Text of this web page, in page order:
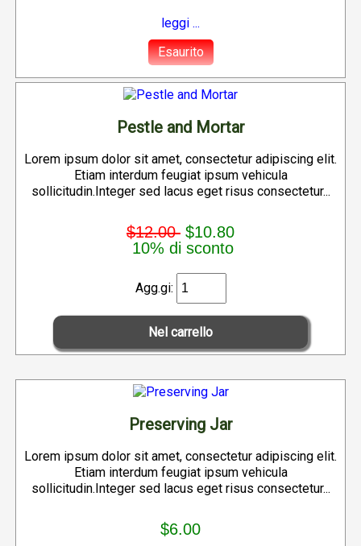
leggi ...
Esaurito
Pestle and Mortar
Lorem ipsum dolor sit amet, consectetur adipiscing elit.
Etiam interdum feugiat ipsum vehicula
sollicitudin.Integer sed lacus eget risus consectetur...
$12.00 $10.80
10% di sconto
Agg.gi:
Preserving Jar
Lorem ipsum dolor sit amet, consectetur adipiscing elit.
Etiam interdum feugiat ipsum vehicula
sollicitudin.Integer sed lacus eget risus consectetur...
$6.00